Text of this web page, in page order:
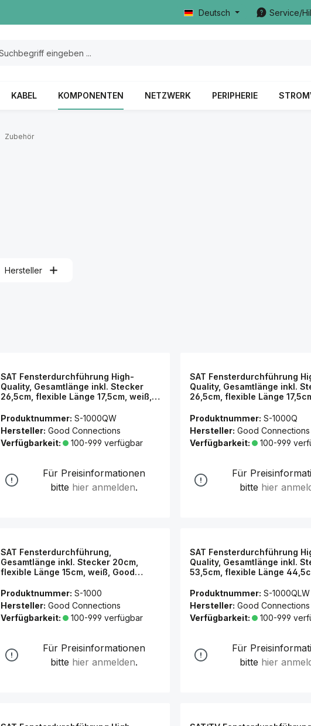
Deutsch Service/
KABEL KOMPONENTEN NETZWERK PERIPHERIE
Zubehör
Hersteller
SAT Fensterdurchführung High-
Quality, Gesamtlänge inkl. Stecker
26,5cm, flexible Länge 17,5cm, weiß,
Produktnummer: S-1000QW
Hersteller: Good Connections
Verfügbarkeit:
100-999 verfügbar
Für Preisinformationen
bitte hier anmelden.
SAT Fensterdurchführung
Quality, Gesamtlänge inkl.
26,5cm, flexible Länge
Produktnummer: S-1000Q
Hersteller: Good Connections
Verfügbarkeit:
100-999
Für
bitte hier
SAT Fensterdurchführung,
Gesamtlänge inkl. Stecker 20cm,
flexible Länge 15cm, weiß, Good
Produktnummer: S-1000
Hersteller: Good Connections
Verfügbarkeit:
100-999 verfügbar
Für Preisinformationen
bitte hier anmelden.
SAT Fensterdurchführung
Quality, Gesamtlänge inkl.
53,5cm, flexible Länge
Produktnummer: S-1000QLW
Hersteller: Good Connections
Verfügbarkeit:
100-999
Für
bitte hier